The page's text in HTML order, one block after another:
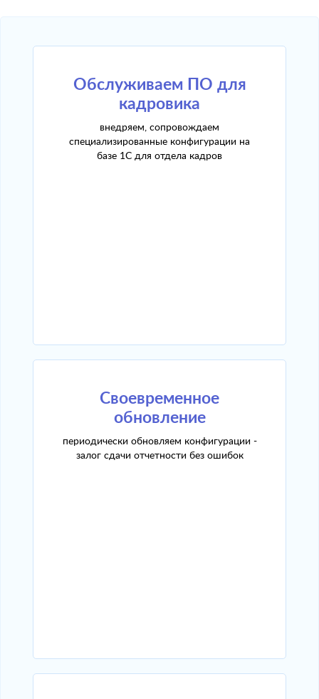
Обслуживаем ПО для
кадровика
внедряем, сопровождаем
специализированные конфигурации на
базе 1С для отдела кадров
Своевременное
обновление
периодически обновляем конфигурации -
залог сдачи отчетности без ошибок